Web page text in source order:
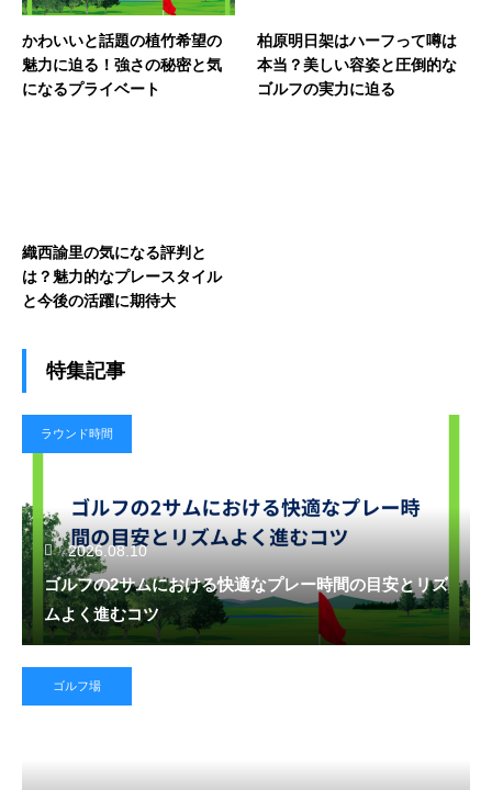
かわいいと話題の植竹希望の
魅力に迫る！強さの秘密と気
になるプライベート
柏原明日架はハーフって噂は
本当？美しい容姿と圧倒的な
ゴルフの実力に迫る
織西諭里の気になる評判と
は？魅力的なプレースタイル
と今後の活躍に期待大
特集記事
ラウンド時間
2026.08.10
ゴルフの2サムにおける快適なプレー時間の目安とリズ
ムよく進むコツ
ゴルフ場